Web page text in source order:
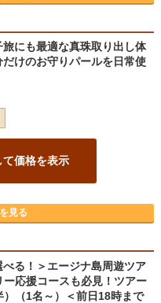
旅にも最適な真珠取り出し体
けのお守りパールを日常使
て価格を表示
見る
べる！＞エージナ島周遊ツア
応援コースも必見！ツアー
（1名～）＜前日18時まで